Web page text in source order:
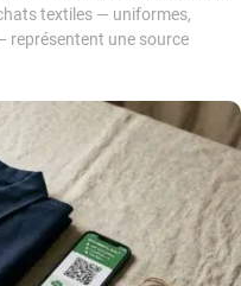
textiles — uniformes,
représentent une source